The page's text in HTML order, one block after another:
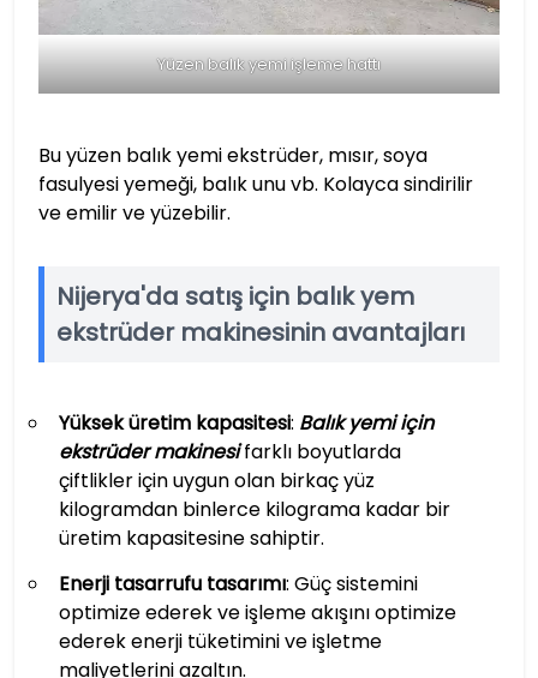
Yüzen balık yemi işleme hattı
Bu yüzen balık yemi ekstrüder, mısır, soya
fasulyesi yemeği, balık unu vb. Kolayca sindirilir
ve emilir ve yüzebilir.
Nijerya'da satış için balık yem
ekstrüder makinesinin avantajları
Yüksek üretim kapasitesi: Balık yemi için
ekstrüder makinesifarklı boyutlarda
çiftlikler için uygun olan birkaç yüz
kilogramdan binlerce kilograma kadar bir
üretim kapasitesine sahiptir.
Enerji tasarrufu tasarımı: Güç sistemini
optimize ederek ve işleme akışını optimize
ederek enerji tüketimini ve işletme
maliyetlerini azaltın.